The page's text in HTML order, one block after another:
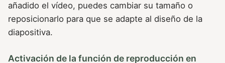
añadido el vídeo, puedes cambiar su tamaño o
reposicionarlo para que se adapte al diseño de la
diapositiva.
Activación de la función de reproducción en